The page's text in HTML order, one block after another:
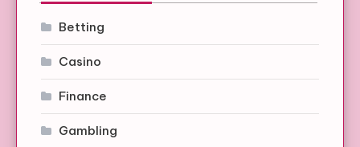
Betting
Casino
Finance
Gambling